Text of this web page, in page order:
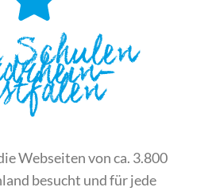
Schulen
Webseiten von ca. 3.800
besucht und für jede